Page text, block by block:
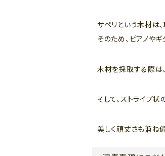
サペリという木材は
そのため、ピアノや
木材を採取する際は
そして、ストライプ
美しく頑丈さも兼ね